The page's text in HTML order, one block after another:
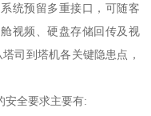
统预留多重接口，可随客
视频、硬盘存储回传及视
司到塔机各关键隐患点，
安全要求主要有: